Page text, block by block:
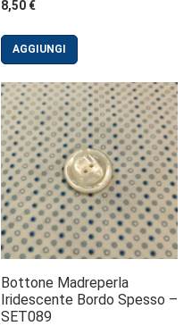
s
5
8,50 €
AGGIUNGI
Bottone Madreperla
Iridescente Bordo Spesso –
SET089